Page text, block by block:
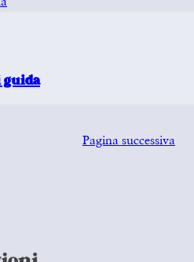
guida
Pagina successiva